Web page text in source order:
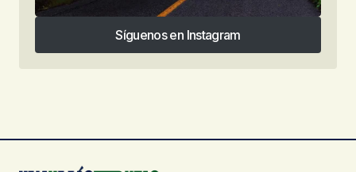
Síguenos en Instagram
Síguenos en Instagram